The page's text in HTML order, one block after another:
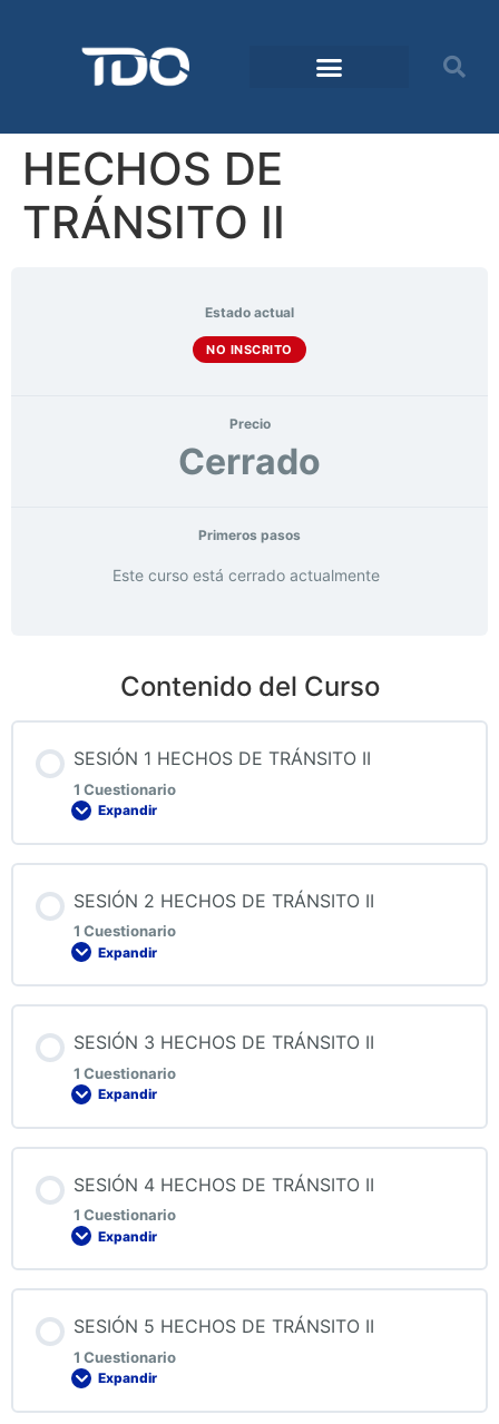
HECHOS DE
TRÁNSITO II
Estado actual
NO INSCRITO
Precio
Cerrado
Primeros pasos
Este curso está cerrado actualmente
Contenido del Curso
SESIÓN 1 HECHOS DE TRÁNSITO II
1 Cuestionario
Expandir
QUIZ 1 HECHOS DE TRÁNSITO II
SESIÓN 2 HECHOS DE TRÁNSITO II
1 Cuestionario
Expandir
QUIZ 2 HECHOS DE TRÁNSITO II
SESIÓN 3 HECHOS DE TRÁNSITO II
1 Cuestionario
Expandir
QUIZ 3 HECHOS DE TRÁNSITO II
SESIÓN 4 HECHOS DE TRÁNSITO II
1 Cuestionario
Expandir
QUIZ 4 HECHOS DE TRÁNSITO II
SESIÓN 5 HECHOS DE TRÁNSITO II
1 Cuestionario
Expandir